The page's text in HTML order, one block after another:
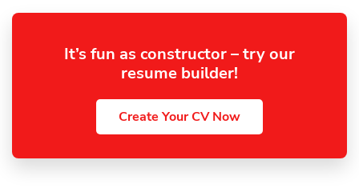
It’s fun as constructor – try our
resume builder!
Create Your CV Now